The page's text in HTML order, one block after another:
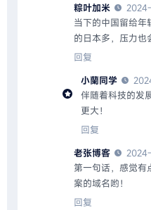
粽叶加米
当下的中国留给
的日本多，压力也
回复
小蘭同学
伴随着科技的发
更大！
回复
老张博客
第一句话，感觉有
案的域名哟！
回复